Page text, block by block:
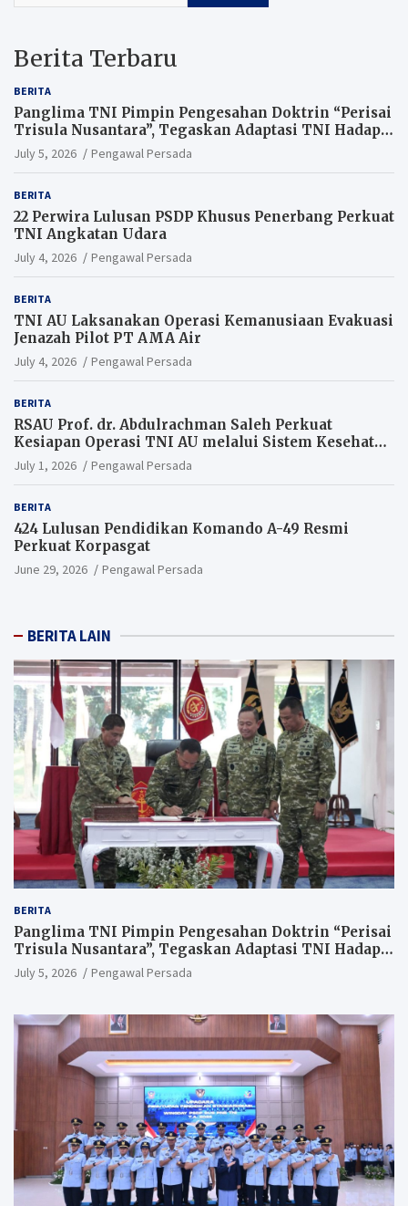
Berita Terbaru
BERITA
Panglima TNI Pimpin Pengesahan Doktrin “Perisai
Trisula Nusantara”, Tegaskan Adaptasi TNI Hadapi
Perang Modern
July 5, 2026 Pengawal Persada
BERITA
22 Perwira Lulusan PSDP Khusus Penerbang Perkuat
TNI Angkatan Udara
July 4, 2026 Pengawal Persada
BERITA
TNI AU Laksanakan Operasi Kemanusiaan Evakuasi
Jenazah Pilot PT AMA Air
July 4, 2026 Pengawal Persada
BERITA
RSAU Prof. dr. Abdulrachman Saleh Perkuat
Kesiapan Operasi TNI AU melalui Sistem Kesehatan
Andal
July 1, 2026 Pengawal Persada
BERITA
424 Lulusan Pendidikan Komando A-49 Resmi
Perkuat Korpasgat
June 29, 2026 Pengawal Persada
BERITA LAIN
BERITA
Panglima TNI Pimpin Pengesahan Doktrin “Perisai
Trisula Nusantara”, Tegaskan Adaptasi TNI Hadapi
Perang Modern
July 5, 2026 Pengawal Persada